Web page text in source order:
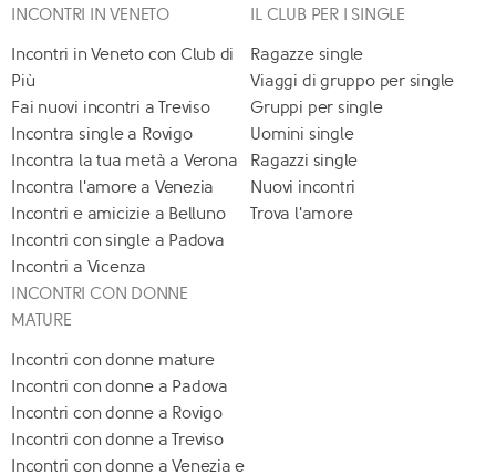
INCONTRI IN VENETO
Incontri in Veneto con Club di
Più
Fai nuovi incontri a Treviso
Incontra single a Rovigo
Incontra la tua metà a Verona
Incontra l'amore a Venezia
Incontri e amicizie a Belluno
Incontri con single a Padova
Incontri a Vicenza
IL CLUB PER I SINGLE
Ragazze single
Viaggi di gruppo per single
Gruppi per single
Uomini single
Ragazzi single
Nuovi incontri
Trova l'amore
INCONTRI CON DONNE
MATURE
Incontri con donne mature
Incontri con donne a Padova
Incontri con donne a Rovigo
Incontri con donne a Treviso
Incontri con donne a Venezia e